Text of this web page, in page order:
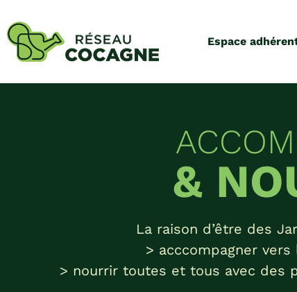
Espace
&
La raison d’être des
> acccompagner
> nourrir toutes et tous avec des